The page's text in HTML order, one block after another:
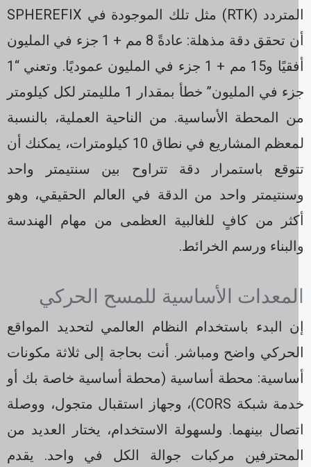
المتردد (RTK) مثل تلك الموجودة في SPHEREFIX
أن تحقق دقة مذهلة: عادةً 8 مم + 1 جزء في المليون
أفقيًا و15 مم + 1 جزء في المليون عموديًا. وتعني “1
جزء في المليون” خطأ بمقدار 1 ملليمتر لكل كيلومتر
المحطة الأساسية. من الناحية العملية، بالنسبة
لمعظم المشاريع في نطاق 10 كيلومترات، يمكنك أن
باستمرار دقة تتراوح بين سنتيمتر واحد
واحد من الدقة في العالم الحقيقي، وهو
من كافٍ للغالبية العظمى من مهام الهندسة
ورسم الخرائط.
الأساسية للمسح الحركي
البدء باستخدام النظام العالمي لتحديد المواقع
واضح ومباشر. أنت بحاجة إلى ثلاثة مكونات
محطة أساسية (محطة أساسية خاصة بك أو
خدمة شبكة CORS)، وجهاز استقبال متجول، ووصلة
بينهما. ولسهولة الاستخدام، يختار العديد من
مركبات جوالة الكل في واحد. يقدم